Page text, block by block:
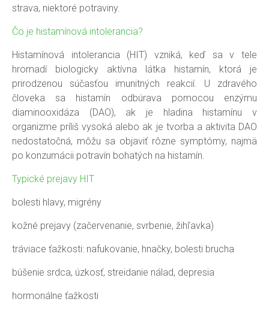
strava, niektoré potraviny.
Čo je histamínová intolerancia?
Histamínová intolerancia (HIT) vzniká, keď sa v tele
hromadí biologicky aktívna látka histamín, ktorá je
prirodzenou súčasťou imunitných reakcií. U zdravého
človeka sa histamín odbúrava pomocou enzýmu
diaminooxidáza (DAO), ak je hladina histamínu v
organizme príliš vysoká alebo ak je tvorba a aktivita DAO
nedostatočná, môžu sa objaviť rôzne symptómy, najmä
po konzumácii potravín bohatých na histamín.
Typické prejavy HIT
bolesti hlavy, migrény
kožné prejavy (začervenanie, svrbenie, žihľavka)
tráviace ťažkosti: nafukovanie, hnačky, bolesti brucha
búšenie srdca, úzkosť, streidanie nálad, depresia
hormonálne ťažkosti